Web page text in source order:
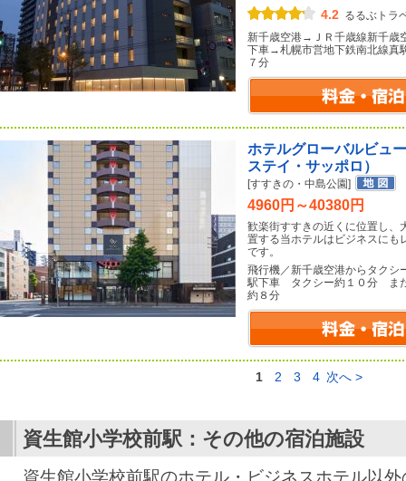
4.2 るるぶトラ
新千歳空港→ＪＲ千歳線新千歳
下車→札幌市営地下鉄南北線真
７分
ホテルグローバルビュ
ステイ・サッポロ）
[すすきの・中島公園]
4960円～40380円
歓楽街すすきの近くに位置し、
置する当ホテルはビジネスにも
です。
飛行機／新千歳空港からタク
駅下車 タクシー約１０分 ま
約８分
1 2 3 4 次へ >
資生館小学校前駅：その他の宿泊施設
資生館小学校前駅のホテル・ビジネスホテル以